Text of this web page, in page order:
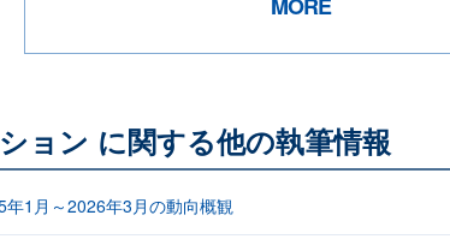
ョン に関する他の執筆情報
1月～2026年3月の動向概観